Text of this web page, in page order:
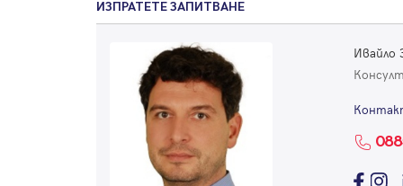
ИЗПРАТЕТЕ ЗАПИТВАНЕ
Ивайло